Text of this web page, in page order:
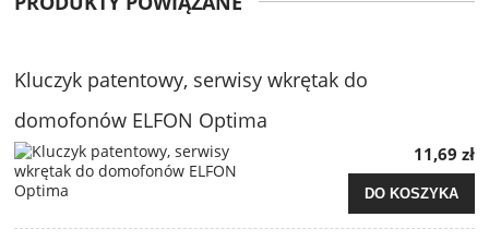
Kluczyk patentowy, serwisy wkrętak do
domofonów ELFON Optima
11,69 zł
DO KOSZYKA